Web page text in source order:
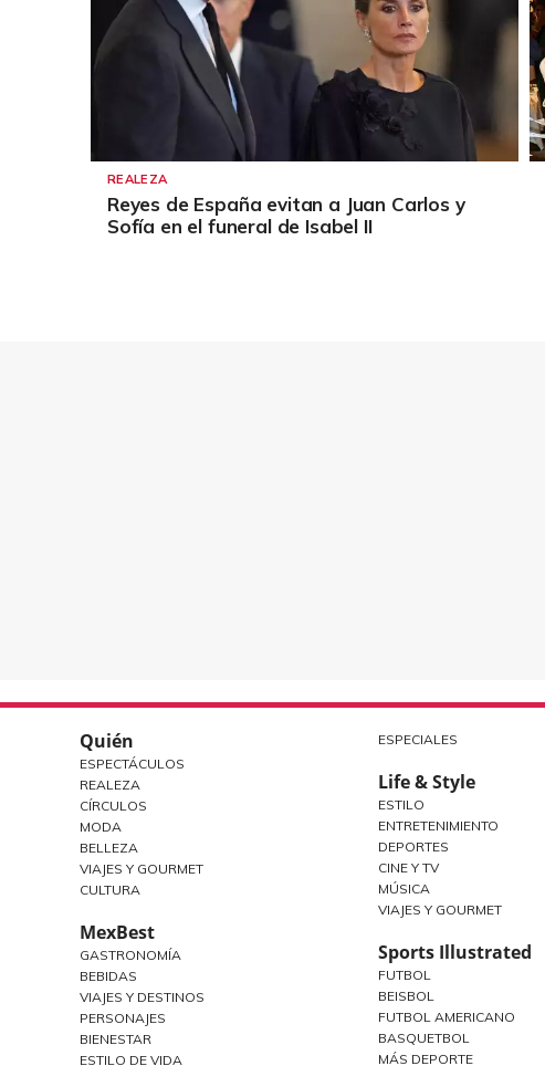
REALEZA
Reyes de España evitan a Juan Carlos y
Sofía en el funeral de Isabel II
Quién
ESPECTÁCULOS
REALEZA
CÍRCULOS
MODA
BELLEZA
VIAJES Y GOURMET
CULTURA
MexBest
GASTRONOMÍA
BEBIDAS
VIAJES Y DESTINOS
PERSONAJES
BIENESTAR
ESTILO DE VIDA
ESPECIALES
Life & Style
ESTILO
ENTRETENIMIENTO
DEPORTES
CINE Y TV
MÚSICA
VIAJES Y GOURMET
Sports Illustrated
FUTBOL
BEISBOL
FUTBOL AMERICANO
BASQUETBOL
MÁS DEPORTE